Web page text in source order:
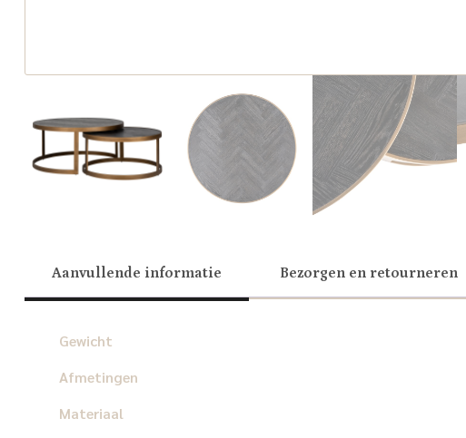
Aanvullende informatie Bezorgen en retourneren
Gewicht
Afmetingen
Materiaal